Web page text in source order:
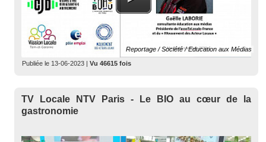
Reportage / Société / Education aux Médias
Publiée le 13-06-2023 | Vu 46615 fois
TV Locale NTV Paris - Le BIO au cœur de la
gastronomie